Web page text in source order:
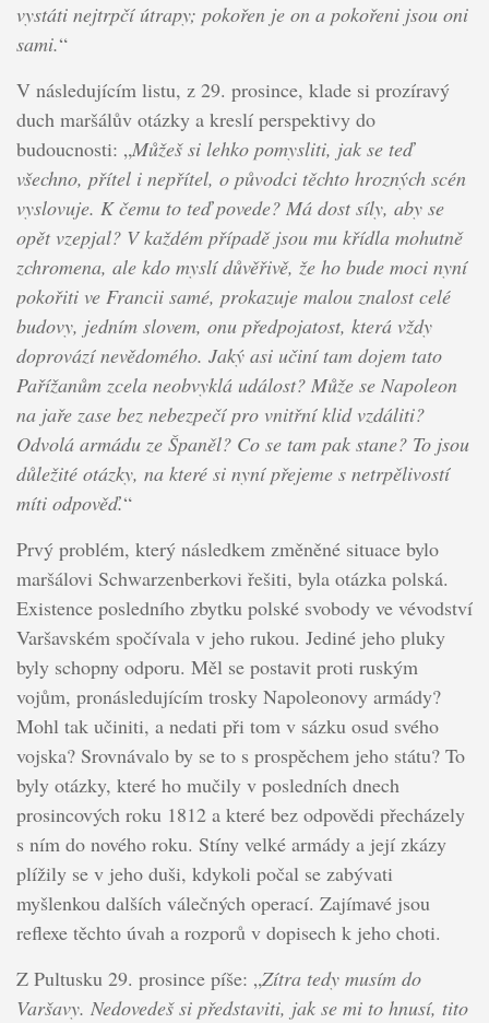
vystáti nejtrpčí útrapy; pokořen je on a pokořeni jsou oni
sami.“
V následujícím listu, z 29. prosince, klade si prozíravý
duch maršálův otázky a kreslí perspektivy do
budoucnosti: „Můžeš si lehko pomysliti, jak se teď
všechno, přítel i nepřítel, o původci těchto hrozných scén
vyslovuje. K čemu to teď povede? Má dost síly, aby se
opět vzepjal? V každém případě jsou mu křídla mohutně
zchromena, ale kdo myslí důvěřivě, že ho bude moci nyní
pokořiti ve Francii samé, prokazuje malou znalost celé
budovy, jedním slovem, onu předpojatost, která vždy
doprovází nevědomého. Jaký asi učiní tam dojem tato
Pařížanům zcela neobvyklá událost? Může se Napoleon
na jaře zase bez nebezpečí pro vnitřní klid vzdáliti?
Odvolá armádu ze Španěl? Co se tam pak stane? To jsou
důležité otázky, na které si nyní přejeme s netrpělivostí
míti odpověď.“
Prvý problém, který následkem změněné situace bylo
maršálovi Schwarzenberkovi řešiti, byla otázka polská.
Existence posledního zbytku polské svobody ve vévodství
Varšavském spočívala v jeho rukou. Jediné jeho pluky
byly schopny odporu. Měl se postavit proti ruským
vojům, pronásledujícím trosky Napoleonovy armády?
Mohl tak učiniti, a nedati při tom v sázku osud svého
vojska? Srovnávalo by se to s prospěchem jeho státu? To
byly otázky, které ho mučily v posledních dnech
prosincových roku 1812 a které bez odpovědi přecházely
s ním do nového roku. Stíny velké armády a její zkázy
plížily se v jeho duši, kdykoli počal se zabývati
myšlenkou dalších válečných operací. Zajímavé jsou
reflexe těchto úvah a rozporů v dopisech k jeho choti.
Z Pultusku 29. prosince píše: „Zítra tedy musím do
Varšavy. Nedovedeš si představiti, jak se mi to hnusí, tito